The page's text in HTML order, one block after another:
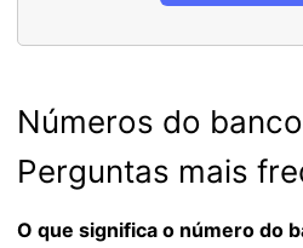
Números do
Perguntas mais
O que significa o número do